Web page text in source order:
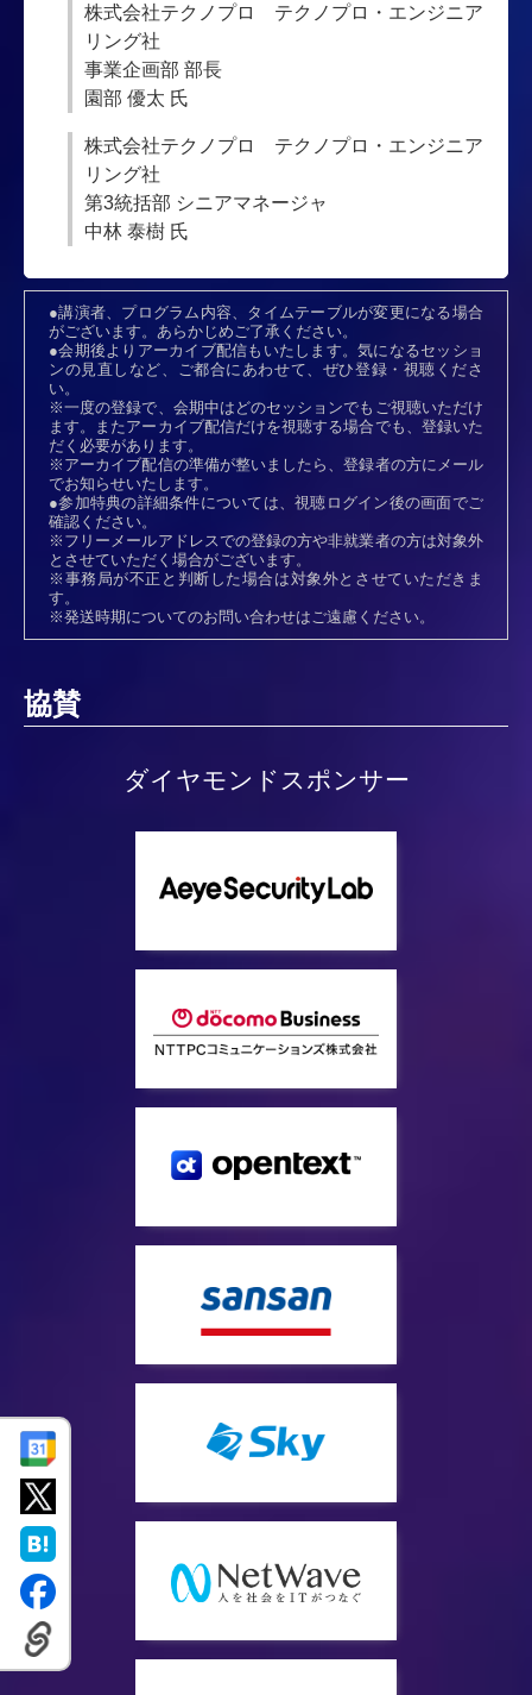
株式会社テクノプロ テクノプロ・エンジニア
リング社
事業企画部 部長
園部 優太 氏
株式会社テクノプロ テクノプロ・エンジニア
リング社
第3統括部 シニアマネージャ
中林 泰樹 氏
●講演者、プログラム内容、タイムテーブルが変更になる場合
がございます。あらかじめご了承ください。
●会期後よりアーカイブ配信もいたします。気になるセッショ
ンの見直しなど、ご都合にあわせて、ぜひ登録・視聴くださ
い。
※一度の登録で、会期中はどのセッションでもご視聴いただけ
ます。またアーカイブ配信だけを視聴する場合でも、登録いた
だく必要があります。
※アーカイブ配信の準備が整いましたら、登録者の方にメール
でお知らせいたします。
●参加特典の詳細条件については、視聴ログイン後の画面でご
確認ください。
※フリーメールアドレスでの登録の方や非就業者の方は対象外
とさせていただく場合がございます。
※事務局が不正と判断した場合は対象外とさせていただきま
す。
※発送時期についてのお問い合わせはご遠慮ください。
協賛
ダイヤモンドスポンサー